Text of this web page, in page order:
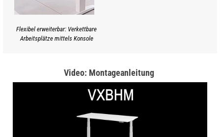
Flexibel erweiterbar: Verkettbare
Arbeitsplätze mittels Konsole
Video: Montageanleitung